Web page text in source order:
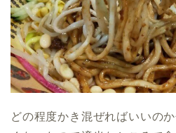
どの程度かき混ぜればいいの